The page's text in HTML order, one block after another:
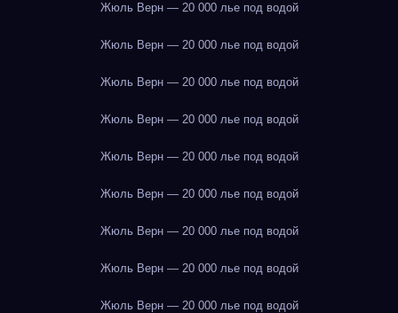
Жюль Верн — 20 000 лье под водой
Жюль Верн — 20 000 лье под водой
Жюль Верн — 20 000 лье под водой
Жюль Верн — 20 000 лье под водой
Жюль Верн — 20 000 лье под водой
Жюль Верн — 20 000 лье под водой
Жюль Верн — 20 000 лье под водой
Жюль Верн — 20 000 лье под водой
Жюль Верн — 20 000 лье под водой